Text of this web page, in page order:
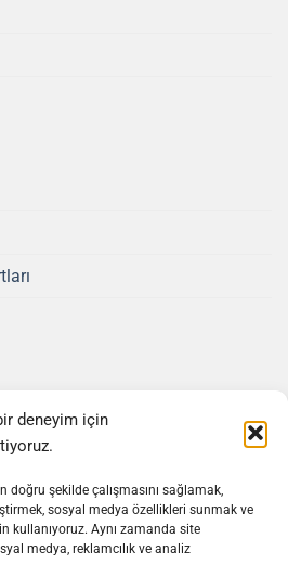
deneyim için
şekilde çalışmasını sağlamak,
sosyal medya özellikleri sunmak ve
kullanıyoruz. Aynı zamanda site
medya, reklamcılık ve analiz
ve kampanyalardan
üye olun.